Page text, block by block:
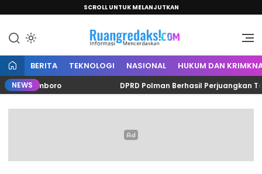
SCROLL UNTUK MELANJUTKAN
Ruang Redaksi
Informasi Mencerdaskan
BERITA TEKNOLOGI NASIONAL HUKUM DAN
NEWS
Limboro DPRD Polman Berhasil Perjuangkan